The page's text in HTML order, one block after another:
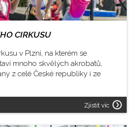
CIRKUSU
v Plzni, na kterém se
mnoho skvělých akrobatů,
z celé České republiky i ze
Zjistit víc